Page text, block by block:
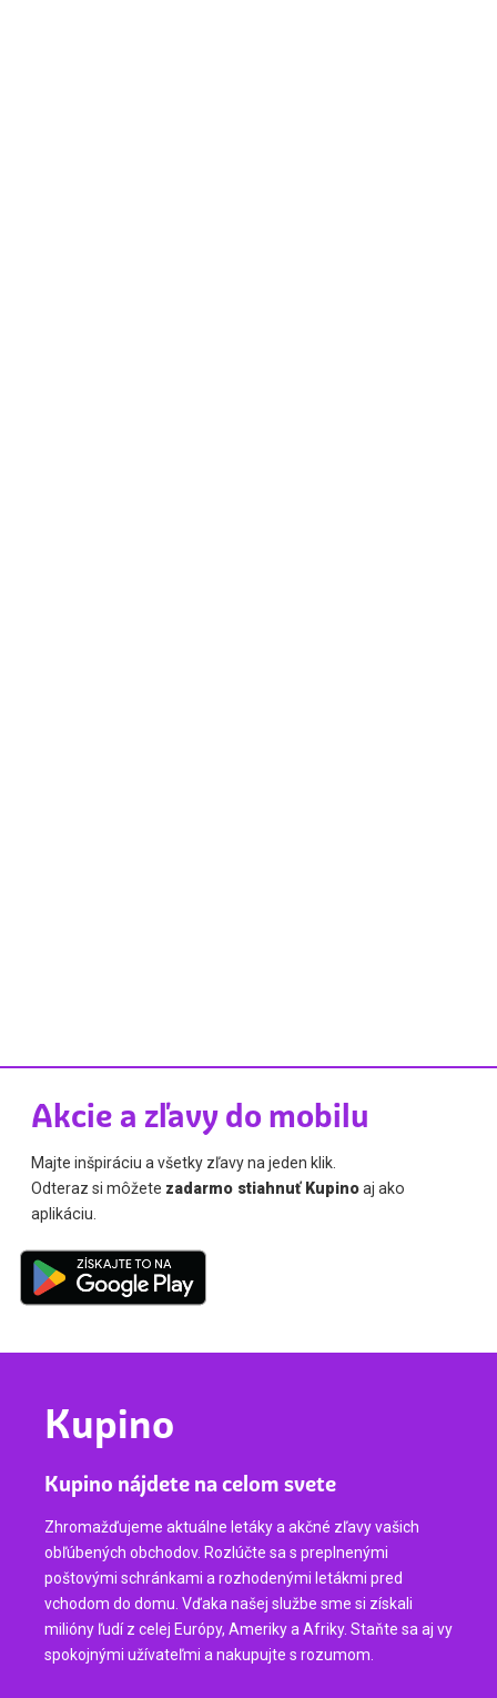
Akcie a zľavy do mobilu
Majte inšpiráciu a všetky zľavy na jeden klik.
Odteraz si môžete zadarmo stiahnuť Kupinoaj ako
aplikáciu.
Kupino
Kupino nájdete na celom svete
Zhromažďujeme aktuálne letáky a akčné zľavy vašich
obľúbených obchodov. Rozlúčte sa s preplnenými
poštovými schránkami a rozhodenými letákmi pred
vchodom do domu. Vďaka našej službe sme si získali
milióny ľudí z celej Európy, Ameriky a Afriky. Staňte sa aj vy
spokojnými užívateľmi a nakupujte s rozumom.